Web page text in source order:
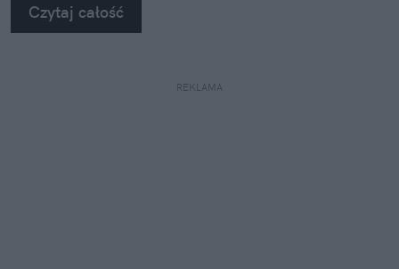
Czytaj całość
REKLAMA